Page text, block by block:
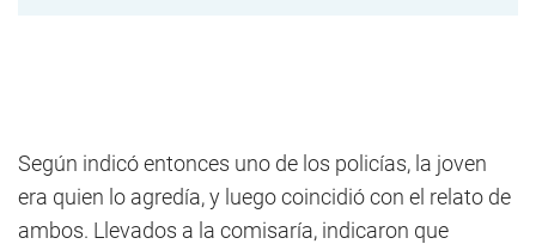
Según indicó entonces uno de los policías, la joven
era quien lo agredía, y luego coincidió con el relato de
ambos. Llevados a la comisaría, indicaron que